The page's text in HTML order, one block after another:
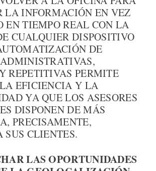
LA INFORMACIÓN EN VEZ
EN TIEMPO REAL CON LA
CUALQUIER DISPOSITIVO
DE
REPETITIVAS PERMITE
EFICIENCIA Y LA
YA QUE LOS ASESORES
DISPONEN DE MÁS
PRECISAMENTE,
SUS CLIENTES.
LAS OPORTUNIDADES